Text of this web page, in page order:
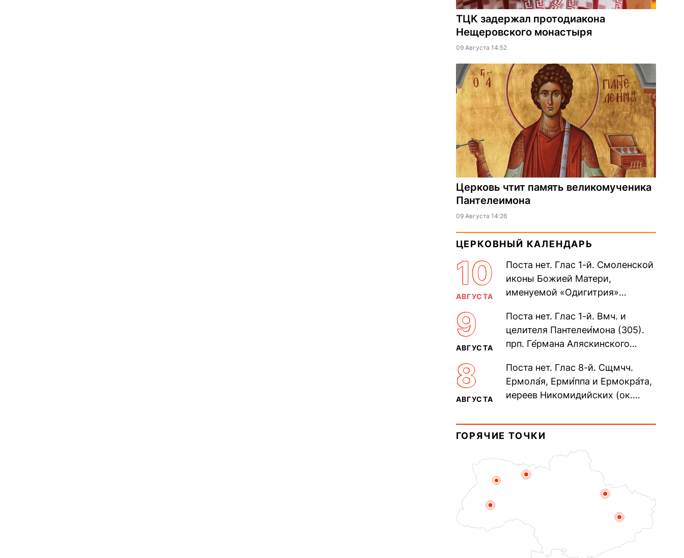
ТЦК задержал протодиакона
Нещеровского монастыря
09 Августа 14:52
Церковь чтит память великомученика
Пантелеимона
09 Августа 14:26
ЦЕРКОВНЫЙ КАЛЕНДАРЬ
10
АВГУСТА
Поста нет. Глас 1-й. Смоленской
иконы Божией Матери,
именуемой «Одигитрия»
из Царьграда в 1046 г.). апп. от
70-ти...
9
АВГУСТА
Поста нет. Глас 1-й. Вмч. и
целителя Пантелеи́мона (305).
прп. Ге́рмана Аляскинского
Николая Кочанова, Христа
ради...
8
АВГУСТА
Поста нет. Глас 8-й. Сщмчч.
Ермола́я, Ерми́ппа и Ермокра́та,
иереев Никомидийских (ок.
Печерского, в Ближних
пещерах...
ГОРЯЧИЕ ТОЧКИ